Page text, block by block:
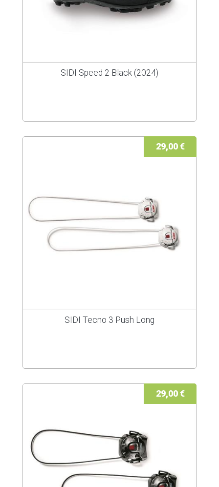
SIDI Speed 2 Black (2024)
29,00 €
SIDI Tecno 3 Push Long
29,00 €